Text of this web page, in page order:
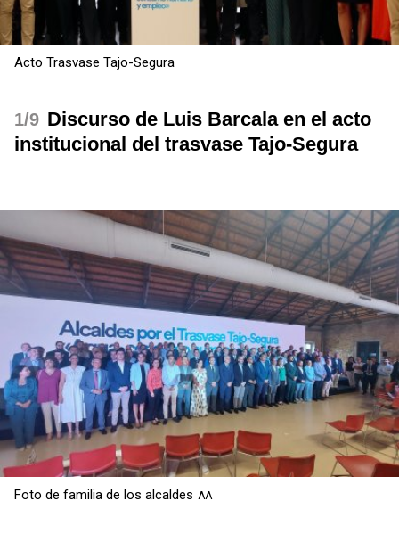
Acto Trasvase Tajo-Segura
/9 Discurso de Luis Barcala en el acto
institucional del trasvase Tajo-Segura
Foto de familia de los alcaldes AA